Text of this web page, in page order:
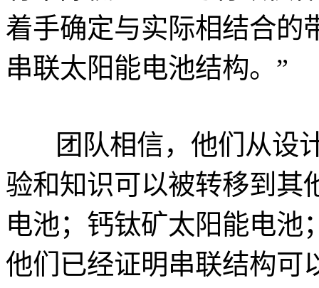
着手确定与实际相结合的
串联太阳能电池结构。”
团队相信，他们从设
验和知识可以被转移到
电池；钙钛矿太阳能电池
他们已经证明串联结构可